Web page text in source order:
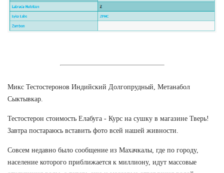
Микс Тестостеронов Индийский Долгопрудный, Метанабол
Сыктывкар.
Тестостерон стоимость Елабуга - Курс на сушку в магазине Тверь!
Завтра постараюсь вставить фото всей нашей живности.
Совсем недавно было сообщение из Махачкалы, где по городу,
население которого приближается к миллиону, идут массовые